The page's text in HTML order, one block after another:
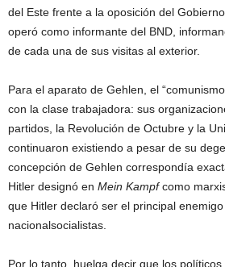
del Este frente a la oposición del
operó como informante del BND,
de cada una de sus visitas al exterior.
Para el aparato de Gehlen, el
con la clase trabajadora: sus
partidos, la Revolución de Octubre y la
continuaron existiendo a pesar de su
concepción de Gehlen correspondía
Hitler designó en Mein Kampfcomo
que Hitler declaró ser el principal
nacionalsocialistas.
Por lo tanto, huelga decir que los